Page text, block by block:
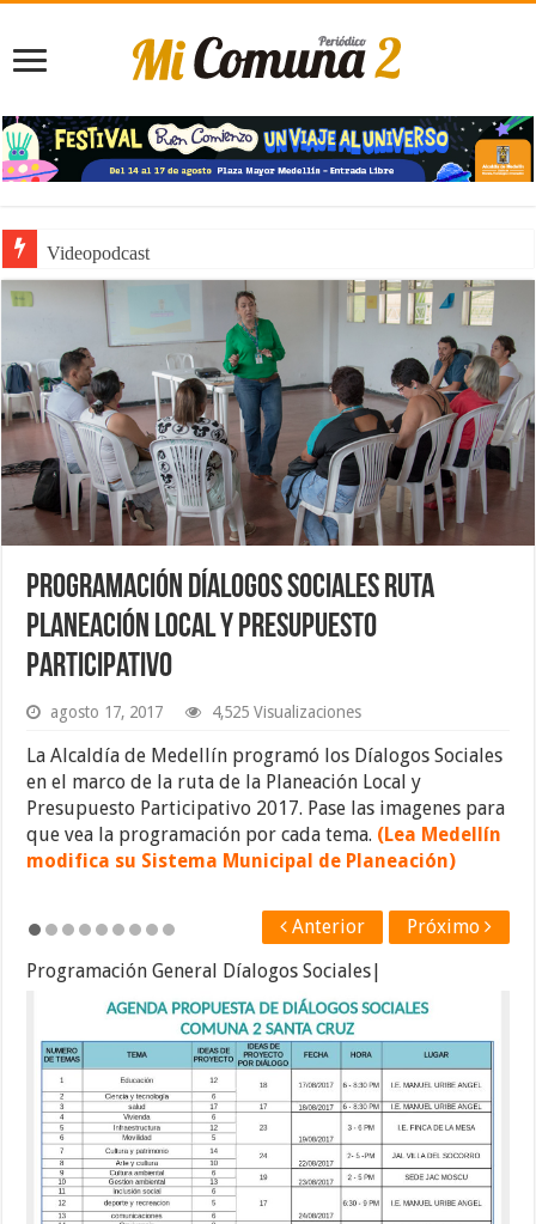
Videopodcast
Programación Díalogos Sociales ruta
Planeación Local y Presupuesto
Participativo
agosto 17, 2017 4,525 Visualizaciones
La Alcaldía de Medellín programó los Díalogos Sociales
en el marco de la ruta de la Planeación Local y
Presupuesto Participativo 2017. Pase las imagenes para
que vea la programación por cada tema. (Lea Medellín
modifica su Sistema Municipal de Planeación)
Próximo
Anterior
Programación General Díalogos Sociales|